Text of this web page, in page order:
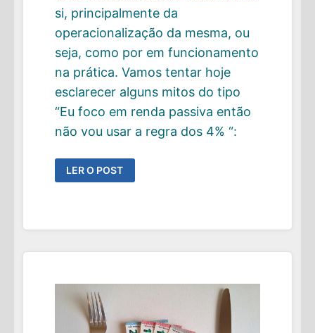
si, principalmente da
operacionalização da mesma, ou
seja, como por em funcionamento
na prática. Vamos tentar hoje
esclarecer alguns mitos do tipo
“Eu foco em renda passiva então
não vou usar a regra dos 4% “:
A
REGRA
DOS
PRÁTICA?
LER O POST